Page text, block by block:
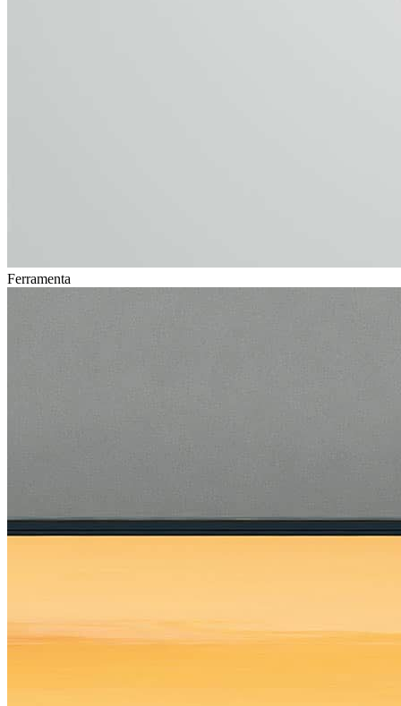
Ferramenta